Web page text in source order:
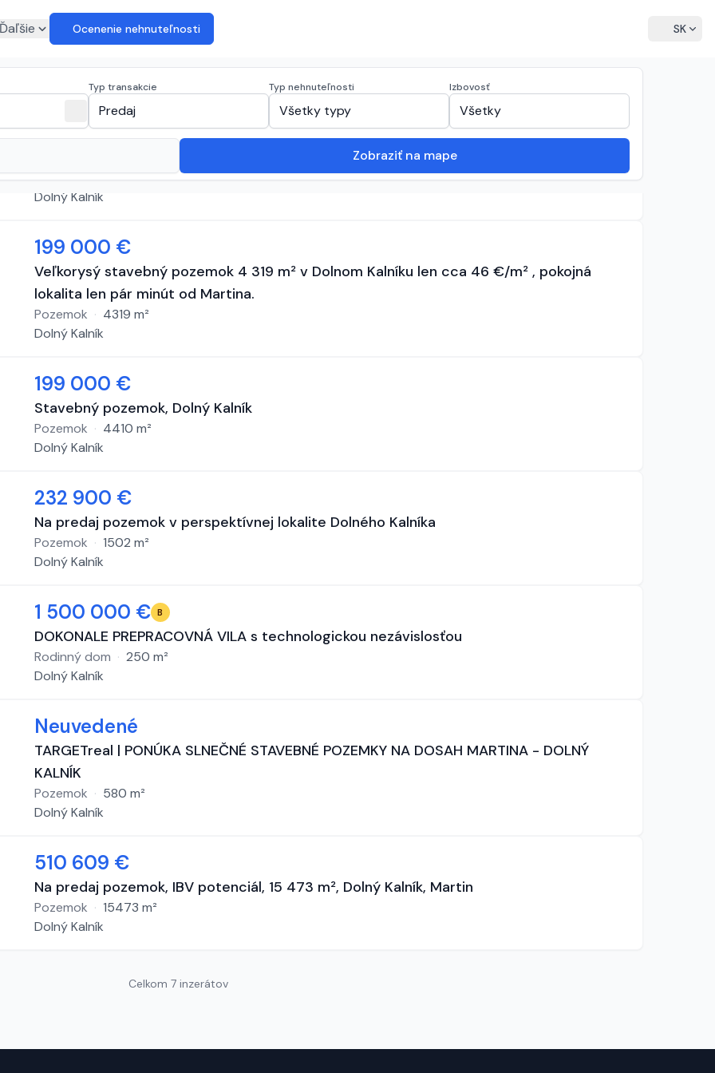
Ďaľšie Ocenenie nehnuteľnosti SK
Typ transakcie
Predaj
Typ nehnuteľnosti
Všetky typy
Izbovosť
Všetky
Zobraziť na mape
Zoradenie zoznamu
74 900 €
INVESTIČNÁ PRÍLEŽITOSŤ S BUDÚCNOSŤOU – STAVEBNÝ POZEMOK 636 m² Dolný Kalník
Pozemok · 636m²
Dolný Kalník
199 000 €
Veľkorysý stavebný pozemok 4 319 m² v Dolnom Kalníku len cca 46 €/m² , pokojná
lokalita len pár minút od Martina.
Pozemok · 4319 m²
Dolný Kalník
199 000 €
Stavebný pozemok, Dolný Kalník
Pozemok · 4410 m²
Dolný Kalník
232 900 €
Na predaj pozemok v perspektívnej lokalite Dolného Kalníka
Pozemok · 1502 m²
Dolný Kalník
1 500 000 € B
DOKONALE PREPRACOVNÁ VILA s technologickou nezávislosťou
Rodinný dom · 250 m²
Dolný Kalník
Neuvedené
TARGETreal | PONÚKA SLNEČNÉ STAVEBNÉ POZEMKY NA DOSAH MARTINA - DOLNÝ
KALNÍK
Pozemok · 580 m²
Dolný Kalník
510 609 €
Na predaj pozemok, IBV potenciál, 15 473 m², Dolný Kalník, Martin
Pozemok · 15473 m²
Dolný Kalník
Celkom 7 inzerátov